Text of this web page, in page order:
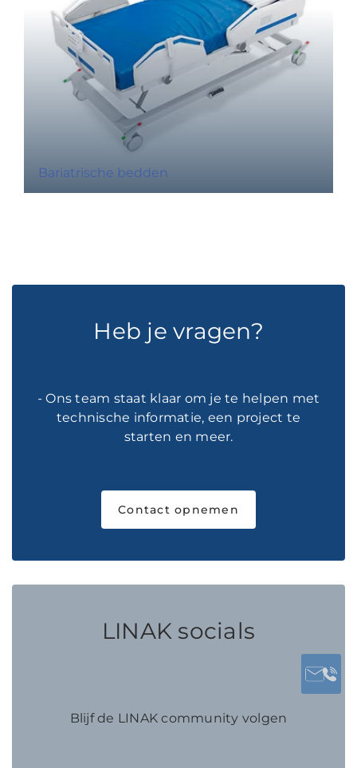
Bariatrische bedden
Heb je vragen?
- Ons team staat klaar om je te helpen met
technische informatie, een project te
starten en meer.
Contact opnemen
LINAK socials
Blijf de LINAK community volgen